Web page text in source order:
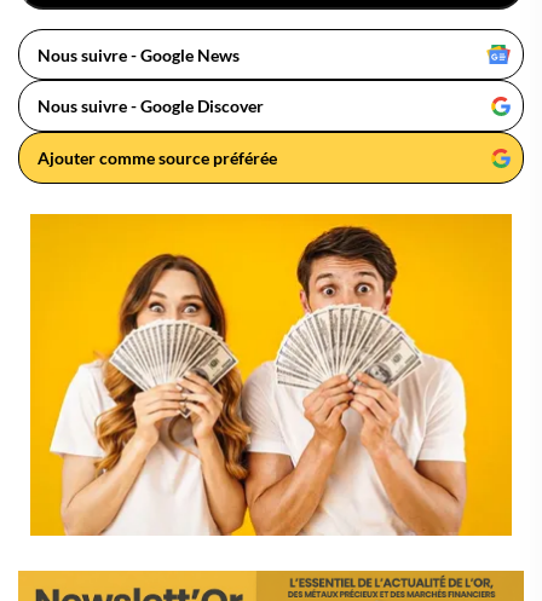
Nous suivre - Google News
Nous suivre - Google Discover
Ajouter comme source préférée